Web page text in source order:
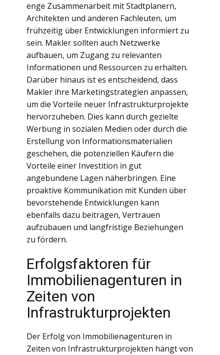
enge Zusammenarbeit mit Stadtplanern,
Architekten und anderen Fachleuten, um
frühzeitig über Entwicklungen informiert zu
sein. Makler sollten auch Netzwerke
aufbauen, um Zugang zu relevanten
Informationen und Ressourcen zu erhalten.
Darüber hinaus ist es entscheidend, dass
Makler ihre Marketingstrategien anpassen,
um die Vorteile neuer Infrastrukturprojekte
hervorzuheben. Dies kann durch gezielte
Werbung in sozialen Medien oder durch die
Erstellung von Informationsmaterialien
geschehen, die potenziellen Käufern die
Vorteile einer Investition in gut
angebundene Lagen näherbringen. Eine
proaktive Kommunikation mit Kunden über
bevorstehende Entwicklungen kann
ebenfalls dazu beitragen, Vertrauen
aufzubauen und langfristige Beziehungen
zu fördern.
Erfolgsfaktoren für
Immobilienagenturen in
Zeiten von
Infrastrukturprojekten
Der Erfolg von Immobilienagenturen in
Zeiten von Infrastrukturprojekten hängt von